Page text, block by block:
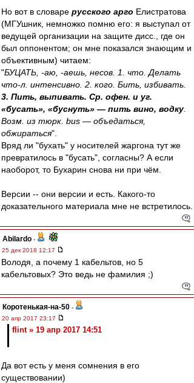
Но вот в словаре русского арго Елистратова
(МГУшник, немножко помню его: я выступал от
ведущей организации на защите дисс., где он
был оппонентом; он мне показался знающим и
объективным) читаем:
"БУЦАТЬ, -аю, -аешь, несов. 1. что. Делать
что-л. интенсивно. 2. кого. Бить, избивать.
3. Пить, выпивать. Ср. офен. и уг.
«бусать», «буснуть» — пить вино, водку.
Возм. из тюрк. bus — объедаться,
обжираться".
Вряд ли "бухать" у носителей жаргона тут же
превратилось в "бусать", согласны? А если
наоборот, то Бухарин снова ни при чём.
Версии -- они версии и есть. Какого-то
доказательного материала мне не встретилось.
Abilardo -
25 дек 2018 12:17
Володя, а почему 1 кабельтов, но 5
кабельтовых? Это ведь не фамилия ;)
Коротенькая-на-50 -
20 апр 2017 23:17
flint » 19 апр 2017 14:51
Да вот есть у меня сомнения в его
существовании)